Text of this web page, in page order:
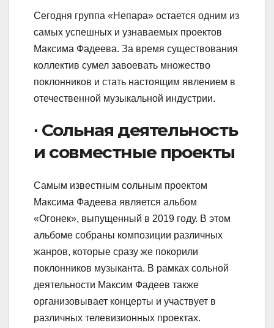
Сегодня группа «Непара» остается одним из
самых успешных и узнаваемых проектов
Максима Фадеева. За время существования
коллектив сумел завоевать множество
поклонников и стать настоящим явлением в
отечественной музыкальной индустрии.
∙ Сольная деятельность
и совместные проекты
Самым известным сольным проектом
Максима Фадеева является альбом
«Огонек», выпущенный в 2019 году. В этом
альбоме собраны композиции различных
жанров, которые сразу же покорили
поклонников музыканта. В рамках сольной
деятельности Максим Фадеев также
организовывает концерты и участвует в
различных телевизионных проектах.